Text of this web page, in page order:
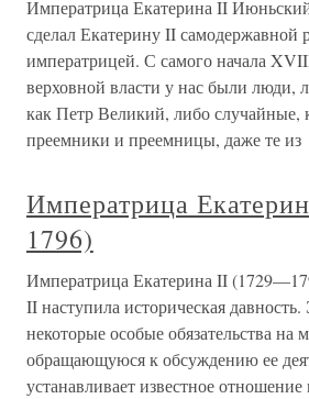
Императрица Екатерина II
сделал Екатерину II самодержавной
императрицей. С самого начала
верховной власти у нас были люди,
как Петр Великий, либо случайные,
преемники и преемницы, даже те из
Императрица
1796)
Императрица Екатерина II
II наступила историческая давность.
некоторые особые обязательства на
обращающуюся к обсуждению ее
устанавливает известное отношение